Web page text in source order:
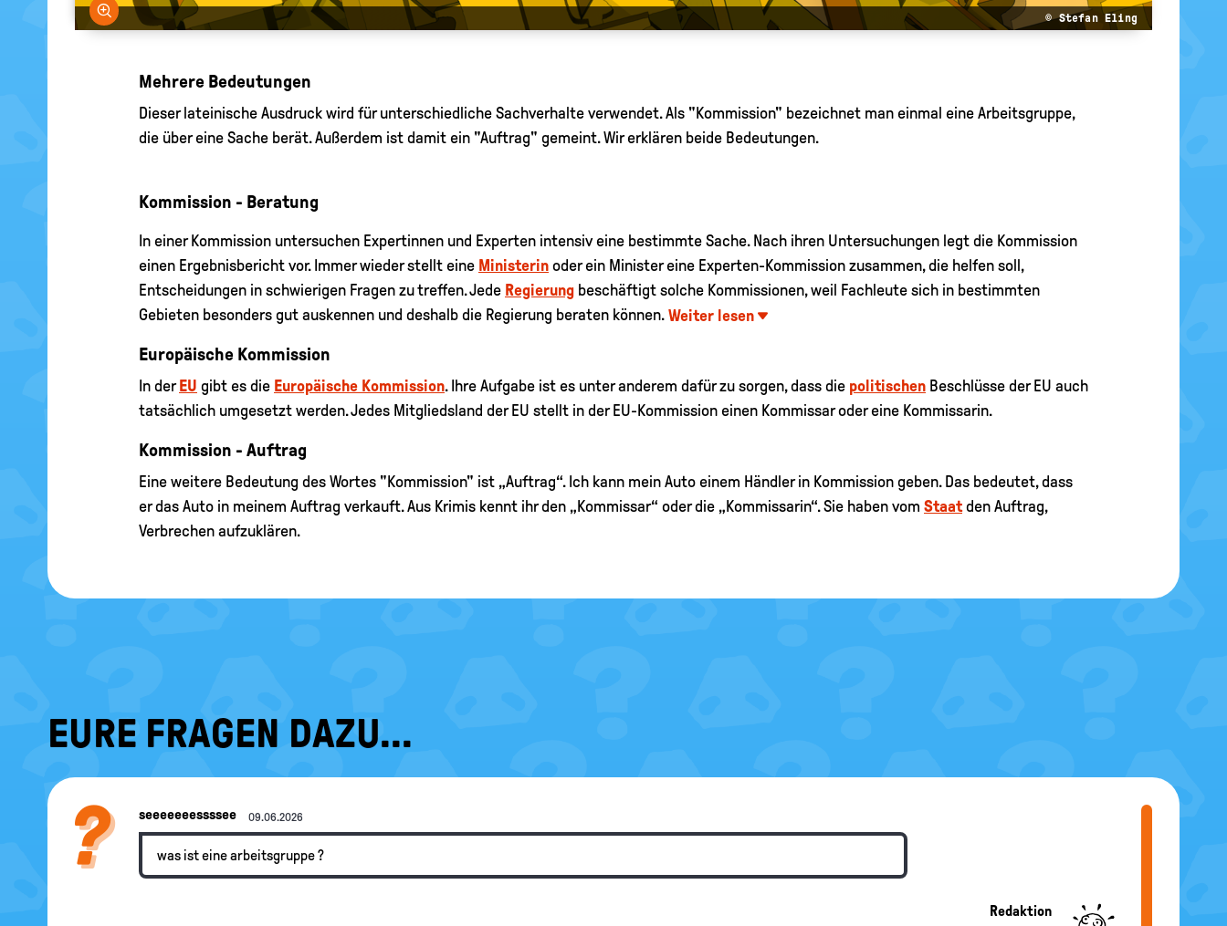
Bild vergrößern
© Stefan Eling
Mehrere Bedeutungen
Dieser lateinische Ausdruck wird für unterschiedliche Sachverhalte verwendet. Als "Kommission" bezeichnet man einmal eine Arbeitsgruppe,
die über eine Sache berät. Außerdem ist damit ein "Auftrag" gemeint. Wir erklären beide Bedeutungen.
Kommission - Beratung
In einer Kommission untersuchen Expertinnen und Experten intensiv eine bestimmte Sache. Nach ihren Untersuchungen legt die Kommission
einen Ergebnisbericht vor. Immer wieder stellt eine Ministerin oder ein Minister eine Experten-Kommission zusammen, die helfen soll,
Entscheidungen in schwierigen Fragen zu treffen. Jede Regierung beschäftigt solche Kommissionen, weil Fachleute sich in bestimmten
Gebieten besonders gut auskennen und deshalb die Regierung beraten können. Weiter lesen
Europäische Kommission
In derEU gibt es die Europäische Kommission. Ihre Aufgabe ist es unter anderem dafür zu sorgen, dass die politischen Beschlüsse der EU auch
tatsächlich umgesetzt werden. Jedes Mitgliedsland der EU stellt in der EU-Kommission einen Kommissar oder eine Kommissarin.
Kommission - Auftrag
Eine weitere Bedeutung des Wortes "Kommission" ist „Auftrag“. Ich kann mein Auto einem Händler in Kommission geben. Das bedeutet, dass
er das Auto in meinem Auftrag verkauft. Aus Krimis kennt ihr den „Kommissar“ oder die „Kommissarin“. Sie haben vom Staatden Auftrag,
Verbrechen aufzuklären.
EURE FRAGEN DAZU...
seeeeeeessssee 09.06.2026
was ist eine arbeitsgruppe ?
Redaktion